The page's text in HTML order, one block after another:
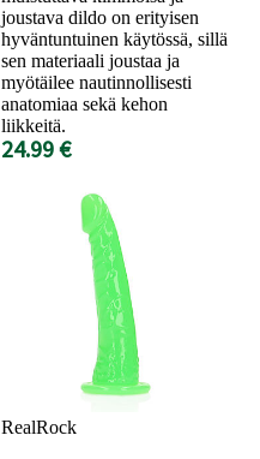
joustava dildo on erityisen
hyväntuntuinen käytössä, sillä
sen materiaali joustaa ja
myötäilee nautinnollisesti
anatomiaa sekä kehon
liikkeitä.
24.99 €
RealRock